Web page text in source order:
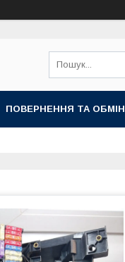
ПОВЕРНЕННЯ ТА ОБМІН